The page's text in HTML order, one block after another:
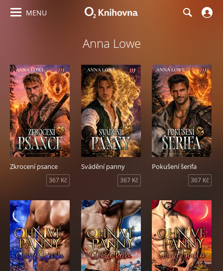
MENU
Anna Lowe
Zkrocení psance
367 Kč
Svádění panny
367 Kč
Pokušení šerifa
367 Kč